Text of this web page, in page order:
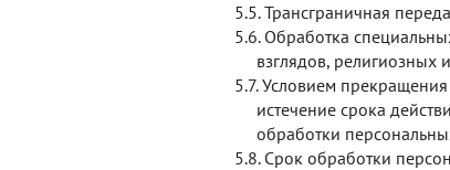
Трансграничная
Обработка
взглядов,
Условием
истечение срока
обработки
Срок обработки